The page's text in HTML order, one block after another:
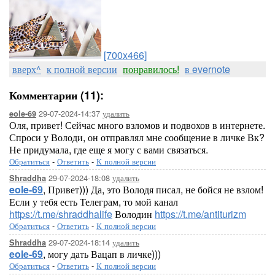
[700x466]
вверх^ к полной версии понравилось! в evernote
Комментарии (11):
eole-69 29-07-2024-14:37 удалить
Оля, привет! Сейчас много взломов и подвохов в интернете.
Спроси у Володи, он отправлял мне сообщение в личке Вк?
Не придумала, где еще я могу с вами связаться.
Обратиться - Ответить - К полной версии
Shraddha 29-07-2024-18:08 удалить
eole-69, Привет))) Да, это Володя писал, не бойся не взлом!
Если у тебя есть Телеграм, то мой канал
https://t.me/shraddhalifeВолодин https://t.me/antiturizm
Обратиться - Ответить - К полной версии
Shraddha 29-07-2024-18:14 удалить
eole-69, могу дать Вацап в личке)))
Обратиться - Ответить - К полной версии